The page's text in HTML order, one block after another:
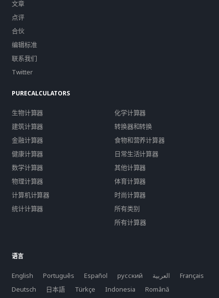
文章
点评
合伙
编辑标准
联系我们
Twitter
PURECALCULATORS
生物计算器
化学计算器
建筑计算器
转换器和转换
金融计算器
食物和营养计算器
健康计算器
日常生活计算器
数学计算器
其他计算器
物理计算器
体育计算器
计算机计算器
时尚计算器
统计计算器
所有类别
所有计算器
语言
English Português Español русский العربية
Français
Deutsch
日本語 Türkçe Indonesia
Română